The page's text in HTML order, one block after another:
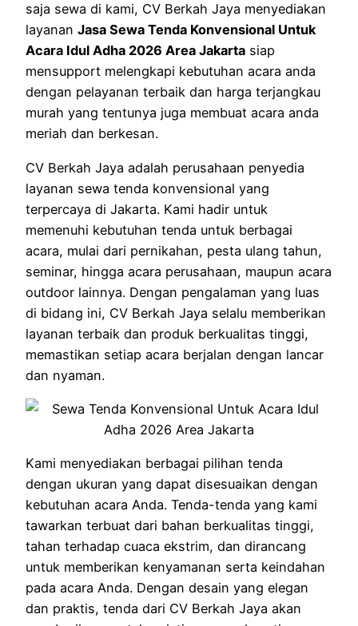
saja sewa di kami, CV Berkah Jaya menyediakan
layanan Jasa Sewa Tenda Konvensional Untuk
Acara Idul Adha 2026 Area Jakarta siap
mensupport melengkapi kebutuhan acara anda
dengan pelayanan terbaik dan harga terjangkau
murah yang tentunya juga membuat acara anda
meriah dan berkesan.
CV Berkah Jaya adalah perusahaan penyedia
layanan sewa tenda konvensional yang
terpercaya di Jakarta. Kami hadir untuk
memenuhi kebutuhan tenda untuk berbagai
acara, mulai dari pernikahan, pesta ulang tahun,
seminar, hingga acara perusahaan, maupun acara
outdoor lainnya. Dengan pengalaman yang luas
di bidang ini, CV Berkah Jaya selalu memberikan
layanan terbaik dan produk berkualitas tinggi,
memastikan setiap acara berjalan dengan lancar
dan nyaman.
Kami menyediakan berbagai pilihan tenda
dengan ukuran yang dapat disesuaikan dengan
kebutuhan acara Anda. Tenda-tenda yang kami
tawarkan terbuat dari bahan berkualitas tinggi,
tahan terhadap cuaca ekstrim, dan dirancang
untuk memberikan kenyamanan serta keindahan
pada acara Anda. Dengan desain yang elegan
dan praktis, tenda dari CV Berkah Jaya akan